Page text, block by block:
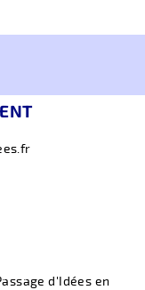
d'Idées en